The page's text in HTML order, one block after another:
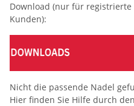
Download (nur für registrierte
Kunden):
Nicht die passende Nadel
Hier finden Sie Hilfe durch den